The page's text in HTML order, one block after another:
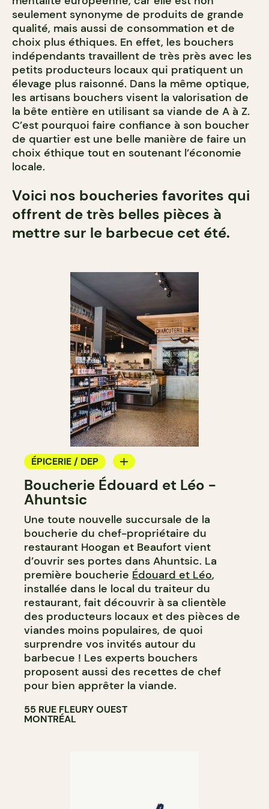
seulement synonyme de produits de grande
qualité, mais aussi de consommation et de
choix plus éthiques. En effet, les bouchers
indépendants travaillent de très près avec les
petits producteurs locaux qui pratiquent un
élevage plus raisonné. Dans la même optique,
les artisans bouchers visent la valorisation de
la bête entière en utilisant sa viande de A à Z.
C’est pourquoi faire confiance à son boucher
de quartier est une belle manière de faire un
choix éthique tout en soutenant l’économie
locale.
Voici nos boucheries favorites qui
offrent de très belles pièces à
mettre sur le barbecue cet été.
ÉPICERIE / DEP
BOUCHERIE
Boucherie Édouard et Léo -
Ahuntsic
Une toute nouvelle succursale de la
boucherie du chef-propriétaire du
restaurant Hoogan et Beaufort vient
d’ouvrir ses portes dans Ahuntsic. La
première boucherie Édouard et Léo,
installée dans le local du traiteur du
restaurant, fait découvrir à sa clientèle
des producteurs locaux et des pièces de
viandes moins populaires, de quoi
surprendre vos invités autour du
barbecue ! Les experts bouchers
proposent aussi des recettes de chef
pour bien apprêter la viande.
55 RUE FLEURY OUEST
MONTRÉAL